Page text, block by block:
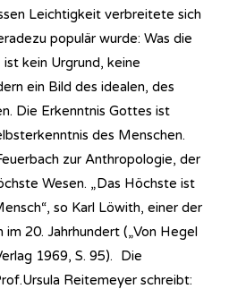
Leichtigkeit verbreitete sich
populär wurde: Was die
kein Urgrund, keine
ein Bild des idealen, des
Die Erkenntnis Gottes ist
des Menschen.
zur Anthropologie, der
Wesen. „Das Höchste ist
so Karl Löwith, einer der
20. Jahrhundert („Von Hegel
1969, S. 95). Die
Reitemeyer schreibt: